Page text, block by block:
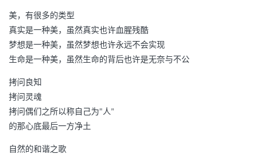
美，有很多的类型
真实是一种美，虽然真实也许血腥残酷
梦想是一种美，虽然梦想也许永远不会实现
生命是一种美，虽然生命的背后也许是无奈与不公
拷问良知
拷问灵魂
拷问偶们之所以称自己为"人"
的那心底最后一方净土
自然的和谐之歌